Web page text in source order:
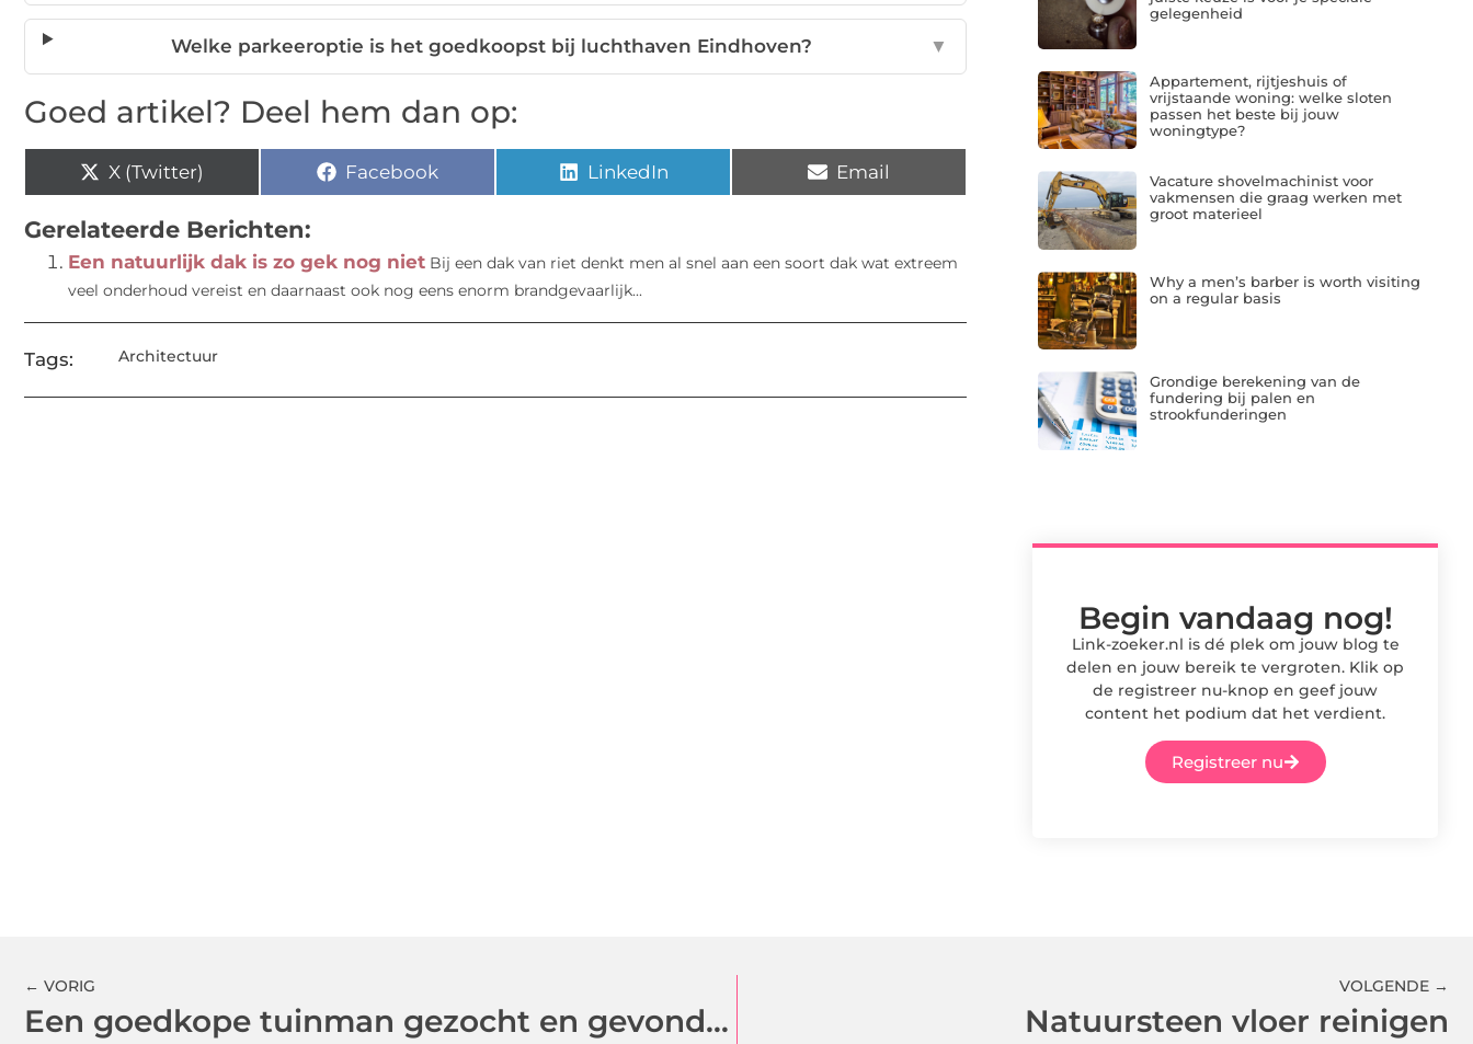
Welke parkeeroptie is het goedkoopst bij luchthaven Eindhoven? ▼
Goed artikel? Deel hem dan op:
X (Twitter) Facebook LinkedIn Email
Gerelateerde Berichten:
Een natuurlijk dak is zo gek nog niet Bij een dak van riet denkt men al snel aan een soort dak wat extreem
veel onderhoud vereist en daarnaast ook nog eens enorm brandgevaarlijk...
Tags: Architectuur
gelegenheid
Appartement, rijtjeshuis of
vrijstaande woning: welke sloten
passen het beste bij jouw
woningtype?
Vacature shovelmachinist voor
vakmensen die graag werken met
groot materieel
Why a men’s barber is worth visiting
on a regular basis
Grondige berekening van de
fundering bij palen en
strookfunderingen
Begin vandaag nog!
Link-zoeker.nl is dé plek om jouw blog te
delen en jouw bereik te vergroten. Klik op
de registreer nu-knop en geef jouw
content het podium dat het verdient.
Registreer nu
← VORIG
Een goedkope tuinman gezocht en gevonden via VergelijkHoveniers.nl
VOLGENDE →
Natuursteen vloer reinigen